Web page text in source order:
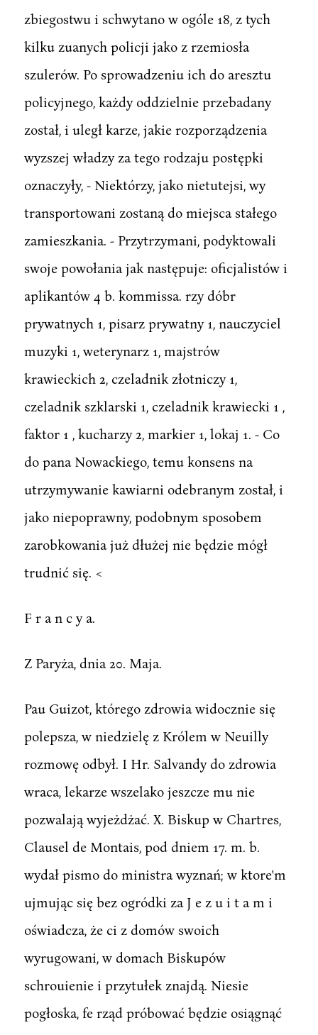
zbiegostwu i schwytano w ogóle 18, z tych
kilku zuanych policji jako z rzemiosła
szulerów. Po sprowadzeniu ich do aresztu
policyjnego, każdy oddzielnie przebadany
został, i uległ karze, jakie rozporządzenia
wyzszej władzy za tego rodzaju postępki
oznaczyły, - Niektórzy, jako nietutejsi, wy
transportowani zostaną do miejsca stałego
zamieszkania. - Przytrzymani, podyktowali
swoje powołania jak następuje: oficjalistów i
aplikantów 4 b. kommissa. rzy dóbr
prywatnych 1, pisarz prywatny 1, nauczyciel
muzyki 1, weterynarz 1, majstrów
krawieckich 2, czeladnik złotniczy 1,
czeladnik szklarski 1, czeladnik krawiecki 1 ,
faktor 1 , kucharzy 2, markier 1, lokaj 1. - Co
do pana Nowackiego, temu konsens na
utrzymywanie kawiarni odebranym został, i
jako niepoprawny, podobnym sposobem
zarobkowania już dłużej nie będzie mógł
trudnić się. <
F r a n c y a.
Z Paryża, dnia 20. Maja.
Pau Guizot, którego zdrowia widocznie się
polepsza, w niedzielę z Królem w Neuilly
rozmowę odbył. I Hr. Salvandy do zdrowia
wraca, lekarze wszelako jeszcze mu nie
pozwalają wyjeżdżać. X. Biskup w Chartres,
Clausel de Montais, pod dniem 17. m. b.
wydał pismo do ministra wyznań; w ktore'm
ujmując się bez ogródki za J e z u i t a m i
oświadcza, że ci z domów swoich
wyrugowani, w domach Biskupów
schrouienie i przytułek znajdą. Niesie
pogłoska, fe rząd próbować będzie osiągnąć